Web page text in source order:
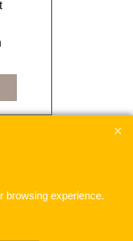
browsing experience.